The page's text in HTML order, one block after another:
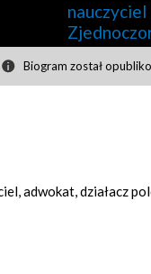
nauczyciel
Biogram został
adwokat, działacz